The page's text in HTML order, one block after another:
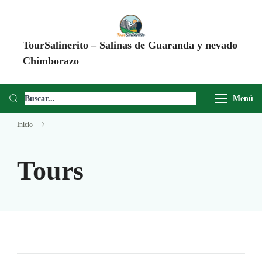
TourSalinerito – Salinas de Guaranda y nevado
Chimborazo
Chimborazo, Minas de Sal, Quesera El Salinerito, Chocolates El
Menú
Inicio
Tours